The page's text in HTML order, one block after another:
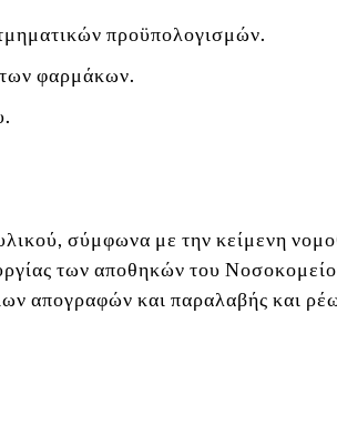
προϋπολογισμών.
φαρμάκων.
σύμφωνα με την κείμενη
των αποθηκών του
απογραφών και παραλαβής και